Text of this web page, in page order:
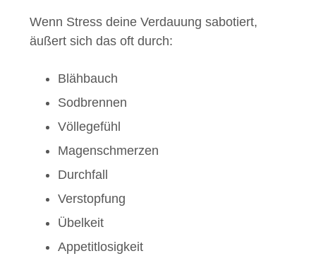
Wenn Stress deine Verdauung sabotiert,
äußert sich das oft durch:
Blähbauch
Sodbrennen
Völlegefühl
Magenschmerzen
Durchfall
Verstopfung
Übelkeit
Appetitlosigkeit